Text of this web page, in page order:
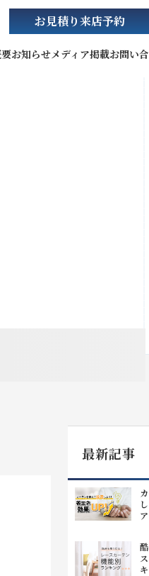
お知らせメディア掲載お問い
お見積り来店予約
最新記事